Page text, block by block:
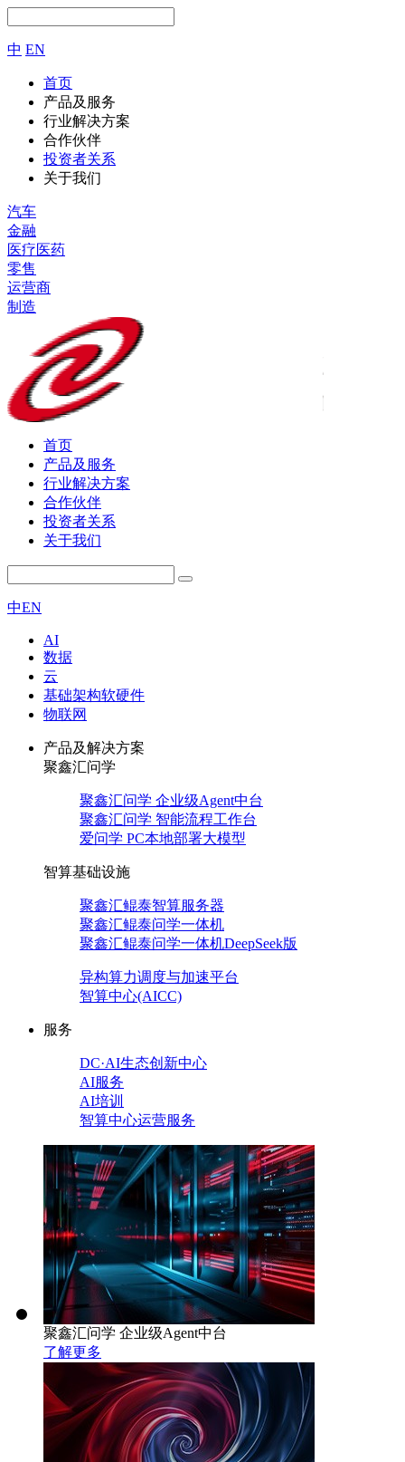
中 EN
首页
产品及服务
行业解决方案
合作伙伴
投资者关系
关于我们
汽车
金融
医疗医药
零售
运营商
制造
首页
产品及服务
行业解决方案
合作伙伴
投资者关系
关于我们
中EN
AI
数据
云
基础架构软硬件
物联网
产品及解决方案
聚鑫汇问学
聚鑫汇问学 企业级Agent中台
聚鑫汇问学 智能流程工作台
爱问学 PC本地部署大模型
智算基础设施
聚鑫汇鲲泰智算服务器
聚鑫汇鲲泰问学一体机
聚鑫汇鲲泰问学一体机DeepSeek版
异构算力调度与加速平台
智算中心(AICC)
服务
DC·AI生态创新中心
AI服务
AI培训
智算中心运营服务
聚鑫汇问学 企业级Agent中台
了解更多